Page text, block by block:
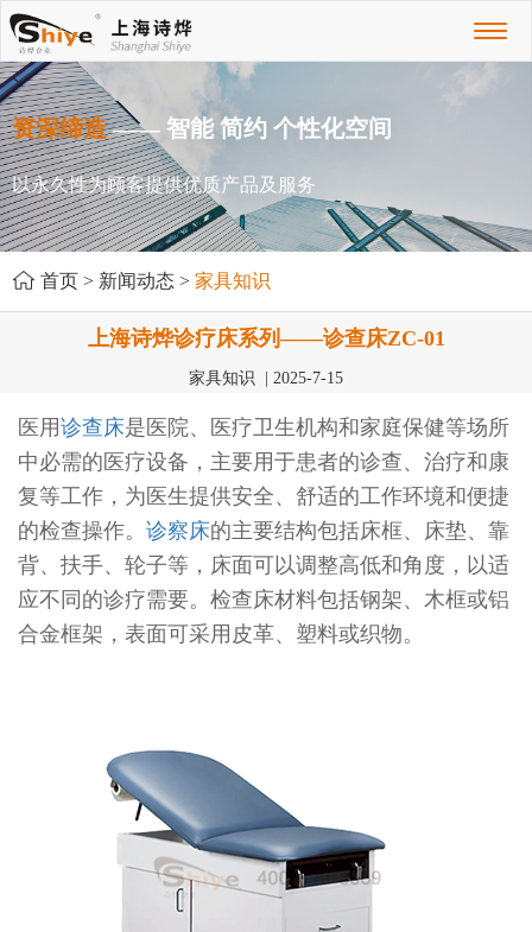
资深缔造—— 智能 简约 个性化空间
以永久性为顾客提供优质产品及服务
首页 > 新闻动态 > 家具知识
上海诗烨诊疗床系列——诊查床ZC-01
家具知识 | 2025-7-15
医用诊查床是医院、医疗卫生机构和家庭保健等场所
中必需的医疗设备，主要用于患者的诊查、治疗和康
复等工作，为医生提供安全、舒适的工作环境和便捷
的检查操作。 诊察床的主要结构包括床框、床垫、靠
背、扶手、轮子等，床面可以调整高低和角度，以适
应不同的诊疗需要。检查床材料包括钢架、木框或铝
合金框架，表面可采用皮革、塑料或织物。